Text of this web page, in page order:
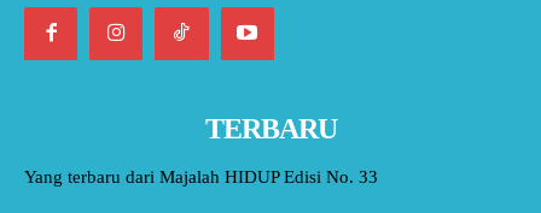
TERBARU
Yang terbaru dari Majalah HIDUP Edisi No. 33